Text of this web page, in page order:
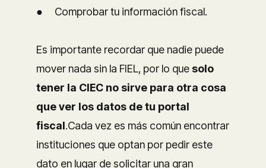
● Comprobar tu información fiscal.
Es importante recordar que nadie puede
mover nada sin la FIEL, por lo que solo
tener la CIEC no sirve para otra cosa
que ver los datos de tu portal
fiscal.Cada vez es más común encontrar
instituciones que optan por pedir este
dato en lugar de solicitar una gran